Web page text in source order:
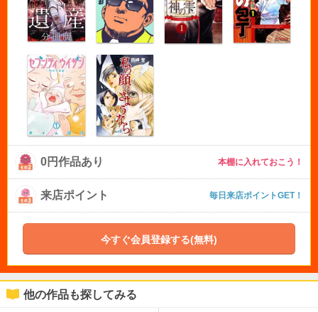
0円作品あり 本棚に入れておこう！
来店ポイント 毎日来店ポイントGET！
今すぐ会員登録する(無料)
他の作品も探してみる